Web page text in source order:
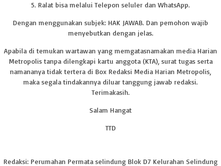
5. Ralat bisa melalui Telepon seluler dan WhatsApp.
Dengan menggunakan subjek: HAK JAWAB. Dan pemohon wajib
menyebutkan dengan jelas.
Apabila di temukan wartawan yang memgatasnamakan media Harian
Metropolis tanpa dilengkapi kartu anggota (KTA), surat tugas serta
namananya tidak tertera di Box Redaksi Media Harian Metropolis,
maka segala tindakannya diluar tanggung jawab redaksi.
Terimakasih.
Salam Hangat
TTD
Redaksi: Perumahan Permata selindung Blok D7 Kelurahan Selindung